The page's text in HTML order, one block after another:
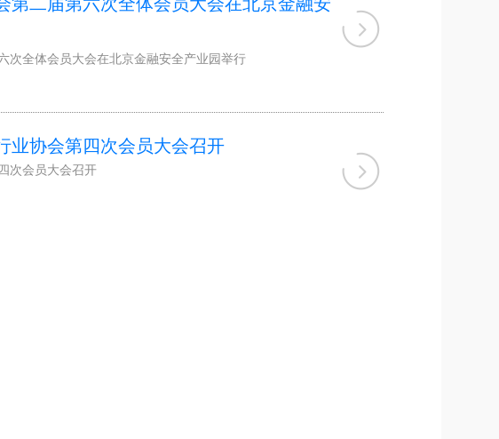
次全体会员大会在北京金融安全产业园举行
业协会第四次会员大会召开
次会员大会召开